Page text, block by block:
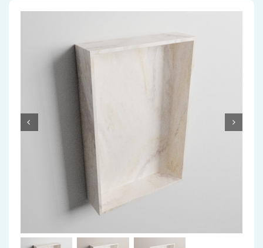
Accessoires
Installatiemateriaal
Klimaatbeheersing